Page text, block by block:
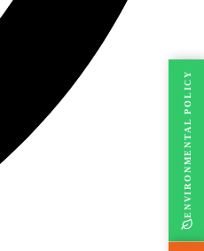
ENVIRONMENTAL POLICY